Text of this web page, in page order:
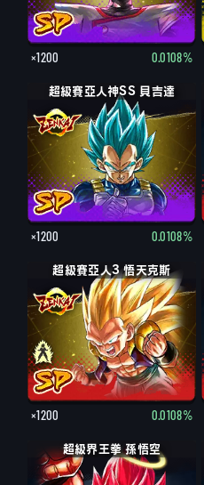
×1200 0.0108%
超級賽亞人神SS 貝吉達
×1200 0.0108%
超級賽亞人 悟天克斯
超級賽亞人3 悟天克斯
×1200 0.0108%
超級界王拳 孫悟空